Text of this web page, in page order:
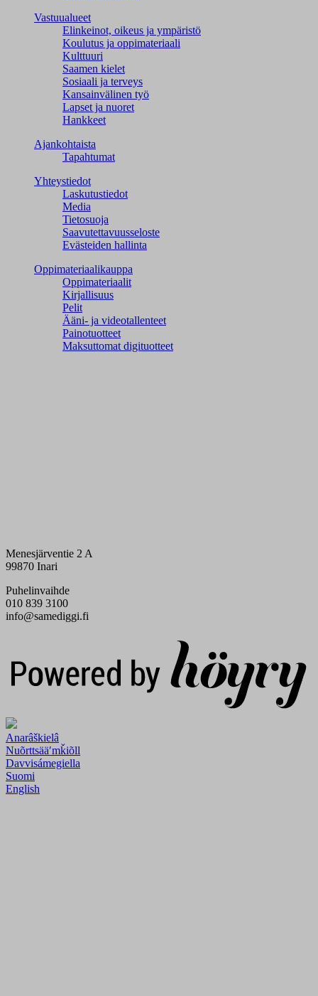
Vastuualueet
Elinkeinot, oikeus ja ympäristö
Koulutus ja oppimateriaali
Kulttuuri
Saamen kielet
Sosiaali ja terveys
Kansainvälinen työ
Lapset ja nuoret
Hankkeet
Ajankohtaista
Tapahtumat
Yhteystiedot
Laskutustiedot
Media
Tietosuoja
Saavutettavuusseloste
Evästeiden hallinta
Oppimateriaalikauppa
Oppimateriaalit
Kirjallisuus
Pelit
Ääni- ja videotallenteet
Painotuotteet
Maksuttomat digituotteet
Menesjärventie 2 A
99870 Inari
Puhelinvaihde
010 839 3100
info@samediggi.fi
Anarâškielâ
Nuõrttsääʹmǩiõll
Davvisámegiella
Suomi
English